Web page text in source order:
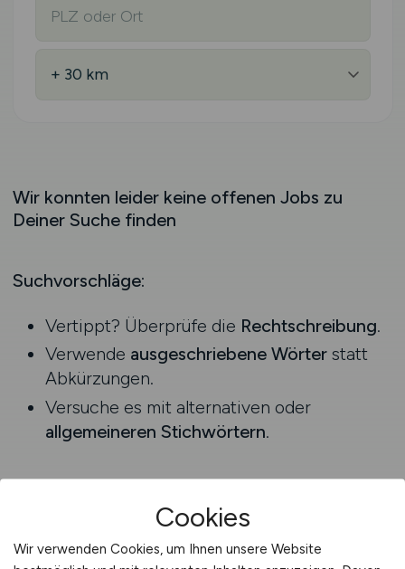
Wir konnten leider keine offenen Jobs zu
Deiner Suche finden
Suchvorschläge:
Vertippt? Überprüfe die Rechtschreibung.
Verwende ausgeschriebene Wörterstatt
Abkürzungen.
Versuche es mit alternativen oder
allgemeineren Stichwörtern.
Cookies
Wir verwenden Cookies, um Ihnen unsere Website